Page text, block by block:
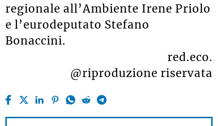
regionale all’Ambiente Irene Priolo
e l’eurodeputato Stefano
Bonaccini.
red.eco.
@riproduzione riservata